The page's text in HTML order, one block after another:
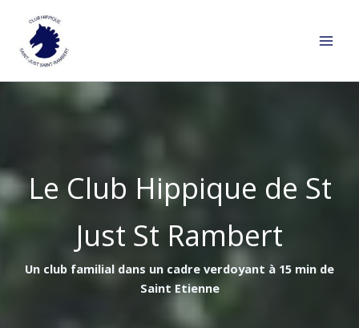
contenu
Le Club Hippique de St
Just St Rambert
Un club familial dans un cadre verdoyant à 15 min de
Saint Etienne